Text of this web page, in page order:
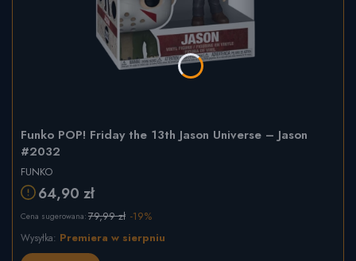
Funko POP! Friday the 13th Jason Universe – Jason
#2032
FUNKO
64,90 zł
Cena sugerowana: 79,99 zł -19%
Wysyłka: Premiera w sierpniu